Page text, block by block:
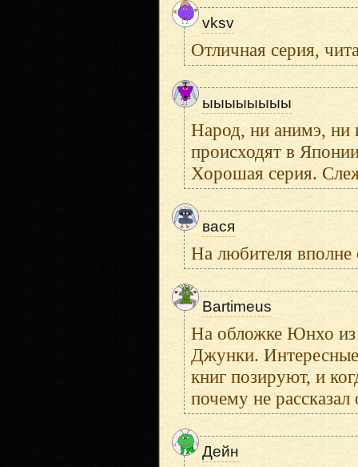
vksv
Отличная серия,
ыыыыыыыы
Народ, ни анимэ, ни
происходят в
Хорошая серия.
вася
На любителя вполне
Bartimeus
На обложке Юнхо из
Джунки. Интересные
книг позируют, и
почему не
Дейн